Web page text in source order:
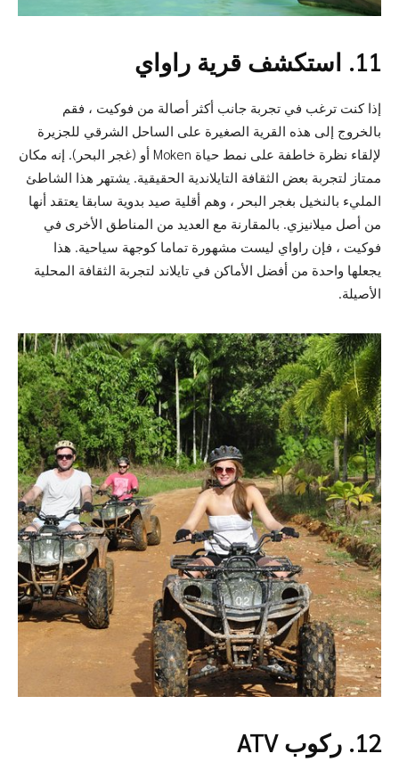
11. استكشف قرية راواي
إذا كنت ترغب في تجربة جانب أكثر أصالة من فوكيت ، فقم
بالخروج إلى هذه القرية الصغيرة على الساحل الشرقي للجزيرة
لإلقاء نظرة خاطفة على نمط حياة Moken أو (غجر البحر). إنه مكان
ممتاز لتجربة بعض الثقافة التايلاندية الحقيقية. يشتهر هذا الشاطئ
المليء بالنخيل بغجر البحر ، وهم أقلية صيد بدوية سابقا يعتقد أنها
من أصل ميلانيزي. بالمقارنة مع العديد من المناطق الأخرى في
فوكيت ، فإن راواي ليست مشهورة تماما كوجهة سياحية. هذا
يجعلها واحدة من أفضل الأماكن في تايلاند لتجربة الثقافة المحلية
الأصيلة.
12. ركوب ATV